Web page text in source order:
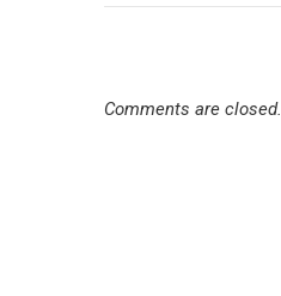
Comments are closed.